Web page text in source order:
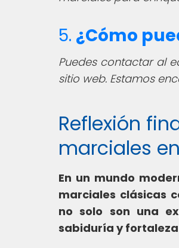
5. ¿Cómo
Puedes contactar al
sitio web. Estamos
Reflexión
marciales
En un mundo
marciales clásicas
no solo son una
sabiduría y